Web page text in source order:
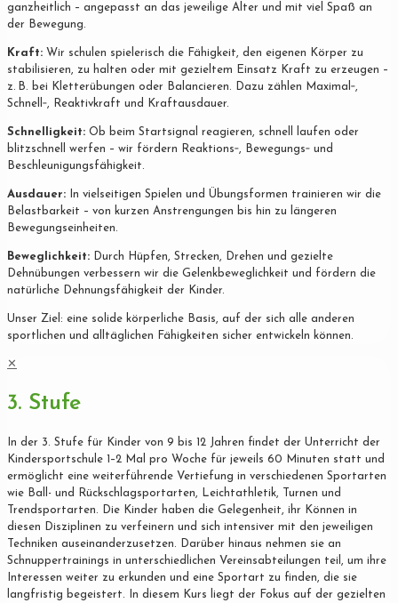
ganzheitlich – angepasst an das jeweilige Alter und mit viel Spaß an
der Bewegung.
Kraft: Wir schulen spielerisch die Fähigkeit, den eigenen Körper zu
stabilisieren, zu halten oder mit gezieltem Einsatz Kraft zu erzeugen –
z. B. bei Kletterübungen oder Balancieren. Dazu zählen Maximal‐,
Schnell‐, Reaktivkraft und Kraftausdauer.
Schnelligkeit: Ob beim Startsignal reagieren, schnell laufen oder
blitzschnell werfen – wir fördern Reaktions‐, Bewegungs‐ und
Beschleunigungsfähigkeit.
Ausdauer: In vielseitigen Spielen und Übungsformen trainieren wir die
Belastbarkeit – von kurzen Anstrengungen bis hin zu längeren
Bewegungseinheiten.
Beweglichkeit: Durch Hüpfen, Strecken, Drehen und gezielte
Dehnübungen verbessern wir die Gelenkbeweglichkeit und fördern die
natürliche Dehnungsfähigkeit der Kinder.
Unser Ziel: eine solide körperliche Basis, auf der sich alle anderen
sportlichen und alltäglichen Fähigkeiten sicher entwickeln können.
✕
3. Stufe
In der 3. Stufe für Kinder von 9 bis 12 Jahren findet der Unterricht der
Kindersportschule 1–2 Mal pro Woche für jeweils 60 Minuten statt und
ermöglicht eine weiterführende Vertiefung in verschiedenen Sportarten
wie Ball- und Rückschlagsportarten, Leichtathletik, Turnen und
Trendsportarten. Die Kinder haben die Gelegenheit, ihr Können in
diesen Disziplinen zu verfeinern und sich intensiver mit den jeweiligen
Techniken auseinanderzusetzen. Darüber hinaus nehmen sie an
Schnuppertrainings in unterschiedlichen Vereinsabteilungen teil, um ihre
Interessen weiter zu erkunden und eine Sportart zu finden, die sie
langfristig begeistert. In diesem Kurs liegt der Fokus auf der gezielten